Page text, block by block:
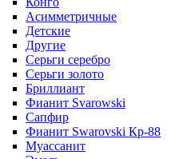
Асимметричные
Детские
Другие
Серьги серебро
Серьги золото
Бриллиант
Фианит Svarowski
Сапфир
Фианит Swarovski Кр-88
Муассанит